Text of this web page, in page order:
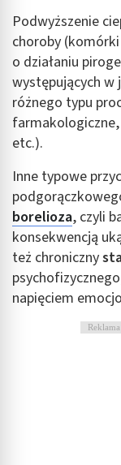
Podwyższenie
choroby
o działaniu
występujących w
różnego typu
etc.).
Inne typowe
borelioza, czyli
konsekwencją
też chroniczny
napięciem
Reklama